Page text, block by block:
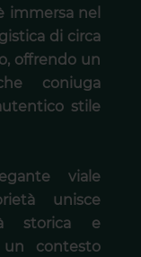
immersa nel
di circa
offrendo un
coniuga
stile
viale
unisce
storica e
contesto